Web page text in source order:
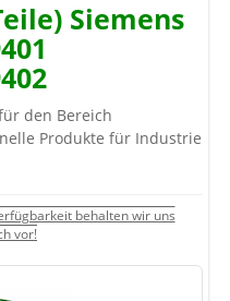
Siemens
den Bereich
Produkte für Industrie
behalten wir uns
vor!